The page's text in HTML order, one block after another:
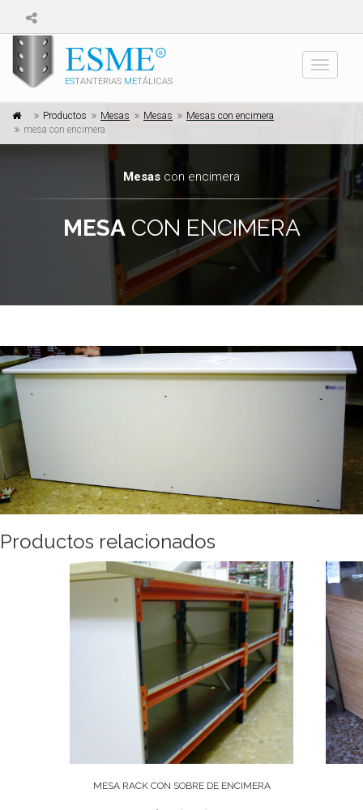
ESTANTERIAS METÁLICAS
Toggle
Productos Mesas Mesas
Mesas con encimera
mesa con encimera
Mesas con encimera
MESACON ENCIMERA
Productos relacionados
MESA RACK CON SOBRE DE ENCIMERA